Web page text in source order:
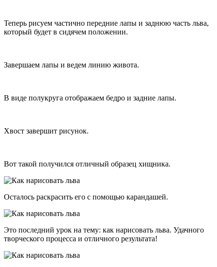
Теперь рисуем частично передние лапы и заднюю часть льва,
который будет в сидячем положении.
Завершаем лапы и ведем линию живота.
В виде полукруга отображаем бедро и задние лапы.
Хвост завершит рисунок.
Вот такой получился отличный образец хищника.
Осталось раскрасить его с помощью карандашей.
Это последний урок на тему: как нарисовать льва. Удачного
творческого процесса и отличного результата!